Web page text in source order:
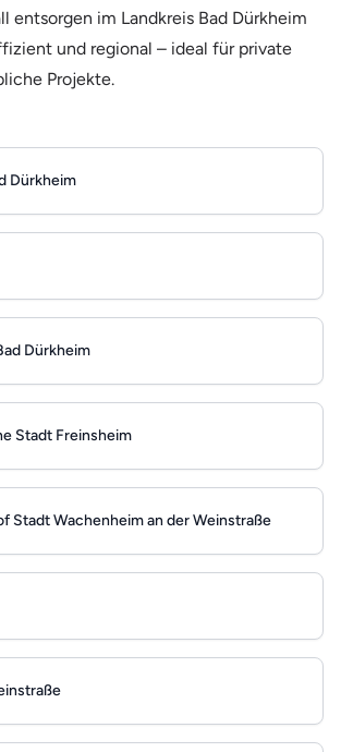
entsorgen im Landkreis Bad Dürkheim
und regional – ideal für private
Projekte.
Dürkheim
Dürkheim
Stadt Freinsheim
Stadt Wachenheim an der Weinstraße